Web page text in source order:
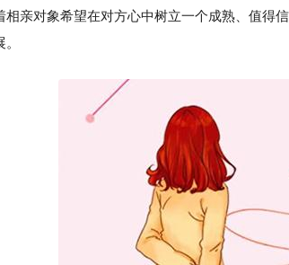
相亲对象希望在对方心中树立一个成熟、值得